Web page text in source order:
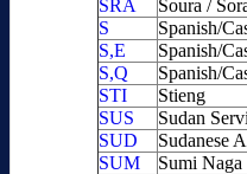
SRA
Soura /
S
Spanish/
S,E
Spanish/
S,Q
Spanish/
STI
Stieng
SUS
Sudan
SUD
Sudanese
SUM
Sumi Naga